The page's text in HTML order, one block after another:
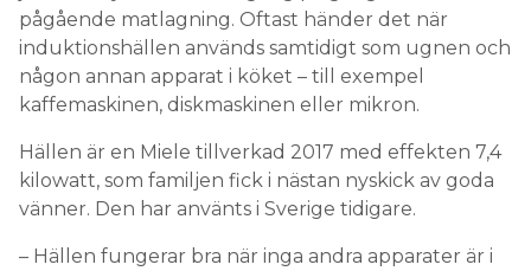
pågående matlagning. Oftast händer det när
induktionshällen används samtidigt som ugnen och
någon annan apparat i köket – till exempel
kaffemaskinen, diskmaskinen eller mikron.
Hällen är en Miele tillverkad 2017 med effekten 7,4
kilowatt, som familjen fick i nästan nyskick av goda
vänner. Den har använts i Sverige tidigare.
– Hällen fungerar bra när inga andra apparater är i